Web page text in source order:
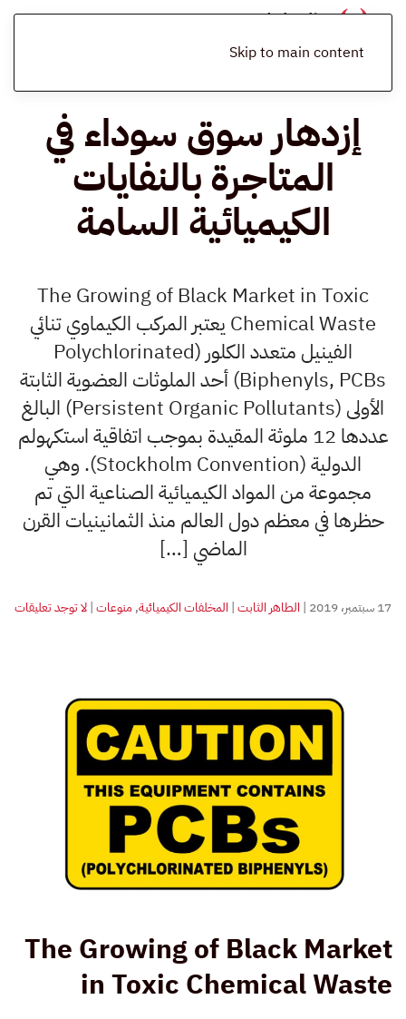
Skip to main content
بالنفايات الكيميائية السامة
إزدهار سوق سوداء في
المتاجرة بالنفايات
الكيميائية السامة
The Growing of Black Market in Toxic
Chemical Waste يعتبر المركب الكيماوي تنائي
الفينيل متعدد الكلور (Polychlorinated
Biphenyls, PCBs) أحد الملوثات العضوية الثابتة
الأولى (Persistent Organic Pollutants) البالغ
عددها 12 ملوثة المقيدة بموجب اتفاقية استكهولم
الدولية (Stockholm Convention). وهي
مجموعة من المواد الكيميائية الصناعية التي تم
حظرها في معظم دول العالم منذ الثمانينيات القرن
الماضي […]
17 سبتمبر، 2019 | الطاهر الثابت| المخلفات الكيميائية,منوعات|لا توجد تعليقات
The Growing of Black Market
in Toxic Chemical Waste